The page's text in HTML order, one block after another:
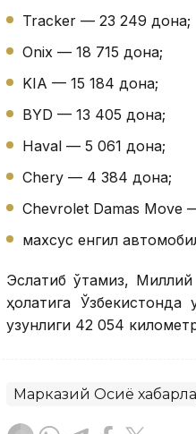
Tracker — 23 249 дона;
Onix — 18 715 дона;
KIA — 15 184 дона;
BYD — 13 405 дона;
Haval — 5 061 дона;
Chery — 4 384 дона;
Chevrolet Damas Move
махсус енгил
Эслатиб ўтамиз, Миллий
ҳолатига Ўзбекистонда
узунлиги 42 054
Марказий Осиё